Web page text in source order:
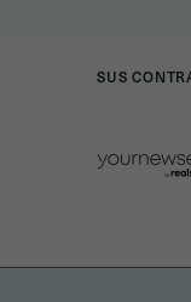
SUS